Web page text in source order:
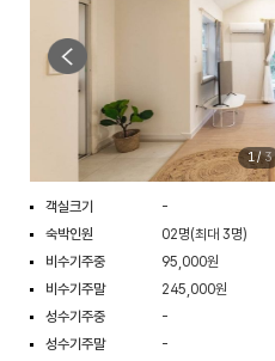
1/3
객실크기
-
숙박인원
02명(최대 3명)
비수기주중
95,000원
비수기주말
245,000원
성수기주중
-
성수기주말
-